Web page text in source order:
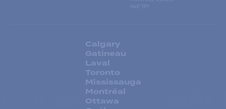
H4P 1P7
Calgary
Gatineau
Laval
Toronto
Mississauga
Montréal
Ottawa